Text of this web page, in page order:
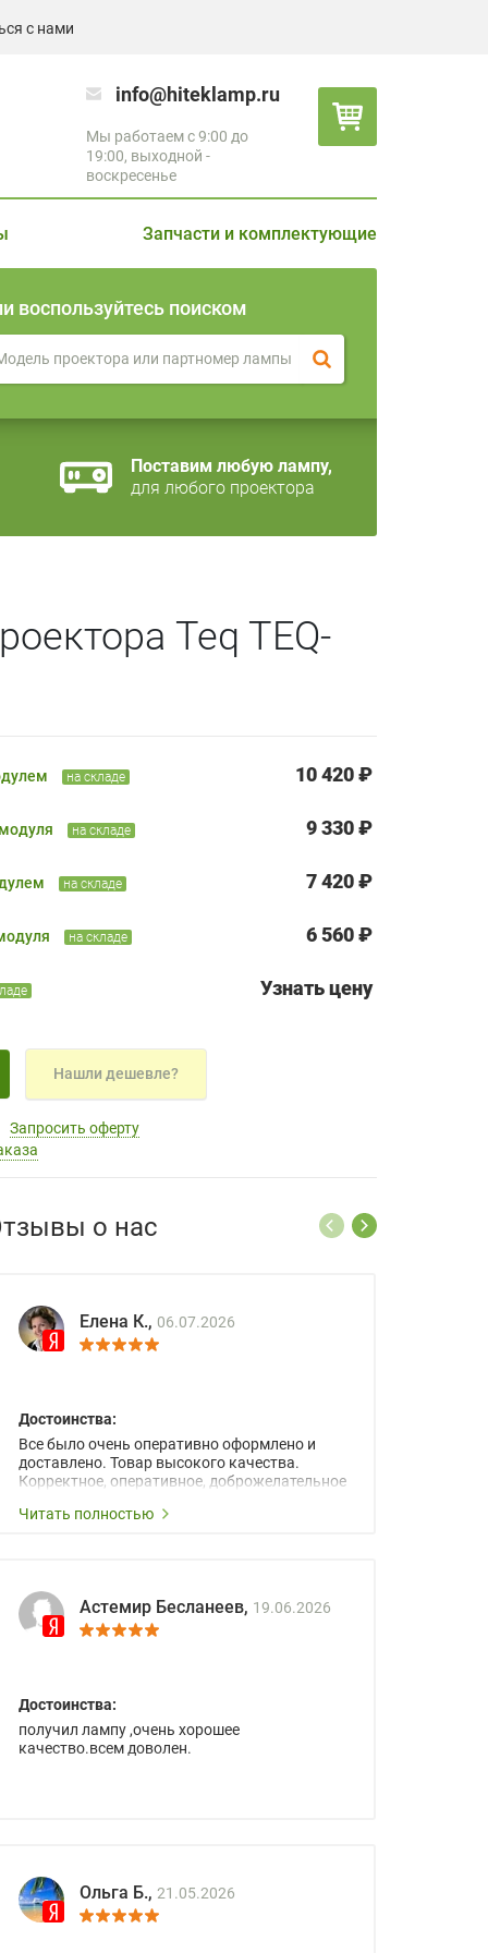
с нами
info@hiteklamp.ru
Мы работаем с 9:00 до
19:00, выходной -
воскресенье
Запчасти и комплектующие
воспользуйтесь поиском
Поставим любую лампу,
для любого проектора
Teq TEQ-
на складе 10 420 ₽
на складе 9 330 ₽
на складе 7 420 ₽
на складе 6 560 ₽
Узнать цену
Нашли дешевле?
Запросить оферту
о нас
Елена К., 06.07.2026
Достоинства:
Все было очень оперативно оформлено и
доставлено. Товар высокого качества.
Корректное, оперативное, доброжелательное
Читать полностью
Астемир Бесланеев, 19.06.2026
Достоинства:
получил лампу ,очень хорошее
качество.всем доволен.
Ольга Б., 21.05.2026